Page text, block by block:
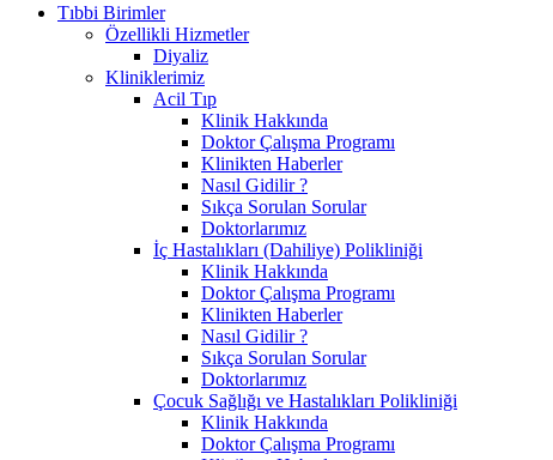
Tıbbi Birimler
Özellikli Hizmetler
Diyaliz
Kliniklerimiz
Acil Tıp
Klinik Hakkında
Doktor Çalışma Programı
Klinikten Haberler
Nasıl Gidilir ?
Sıkça Sorulan Sorular
Doktorlarımız
İç Hastalıkları (Dahiliye) Polikliniği
Klinik Hakkında
Doktor Çalışma Programı
Klinikten Haberler
Nasıl Gidilir ?
Sıkça Sorulan Sorular
Doktorlarımız
Çocuk Sağlığı ve Hastalıkları Polikliniği
Klinik Hakkında
Doktor Çalışma Programı